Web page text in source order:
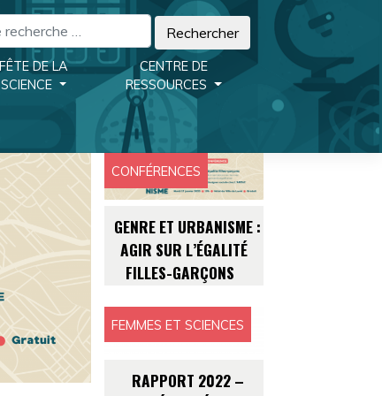
FÊTE DE LA
SCIENCE
CENTRE DE
RESSOURCES
CONFÉRENCES
GENRE ET URBANISME :
AGIR SUR L’ÉGALITÉ
FILLES-GARÇONS
FEMMES ET SCIENCES
RAPPORT 2022 –